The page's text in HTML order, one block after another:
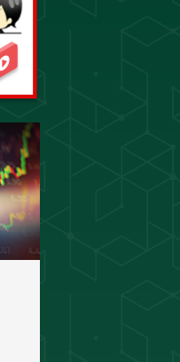
トレード資料